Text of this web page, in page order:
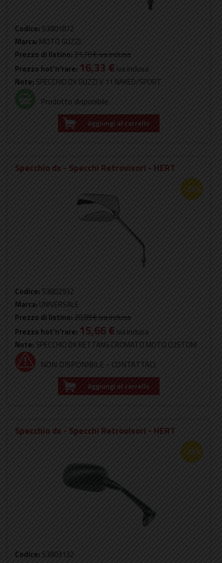
Codice: S3801872
Marca: MOTO GUZZI
Prezzo di listino: 21,78 €iva inclusa
Prezzo hot'n'rare: 16,33 € iva inclusa
Note: SPECCHIO DX GUZZI V 11 NAKED/SPORT
Prodotto disponibile
Aggiungi al carrello
Specchio dx - Specchi Retrovisori - HERT
-25%
Codice: S3802932
Marca: UNIVERSALE
Prezzo di listino:20,89 €iva inclusa
Prezzo hot'n'rare: 15,66 € iva inclusa
Note: SPECCHIO DX RETTANG.CROMATO MOTO CUSTOM
NON DISPONIBILE - CONTATTACI
Aggiungi al carrello
Specchio dx - Specchi Retrovisori - HERT
-25%
Codice: S3803132